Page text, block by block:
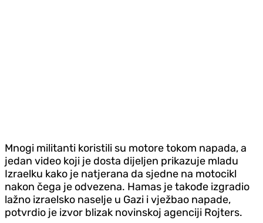
Mnogi militanti koristili su motore tokom napada, a
jedan video koji je dosta dijeljen prikazuje mladu
Izraelku kako je natjerana da sjedne na motocikl
nakon čega je odvezena. Hamas je takođe izgradio
lažno izraelsko naselje u Gazi i vježbao napade,
potvrdio je izvor blizak novinskoj agenciji Rojters.